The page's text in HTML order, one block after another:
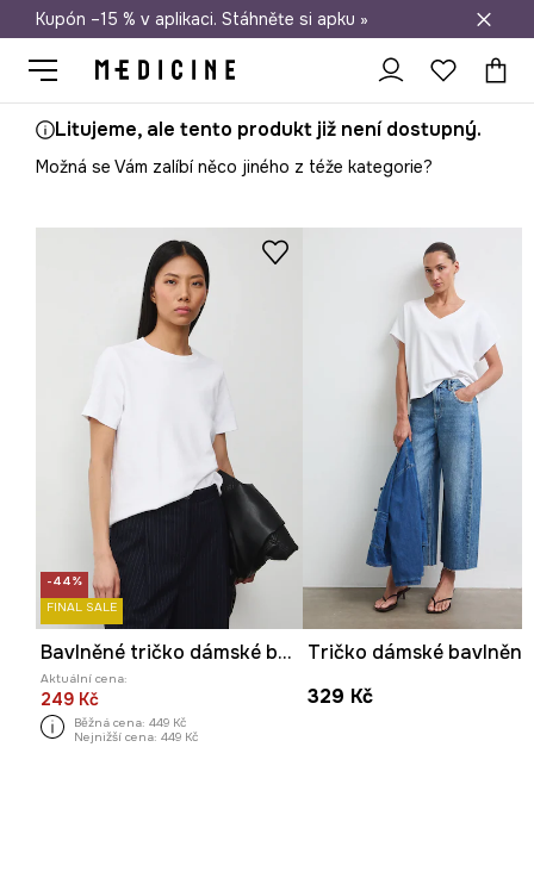
Doprava zdarma při nákupu nad 1 200 Kč
Kupón –15 % v aplikaci. Stáhněte si apku »
Litujeme, ale tento produkt již není dostupný.
Možná se Vám zalíbí něco jiného z téže kategorie?
-44%
FINAL SALE
Bavlněné tričko dámské bez vzoru
Aktuální cena:
249 Kč
Běžná cena: 449 Kč
Nejnižší cena: 449 Kč
329 Kč